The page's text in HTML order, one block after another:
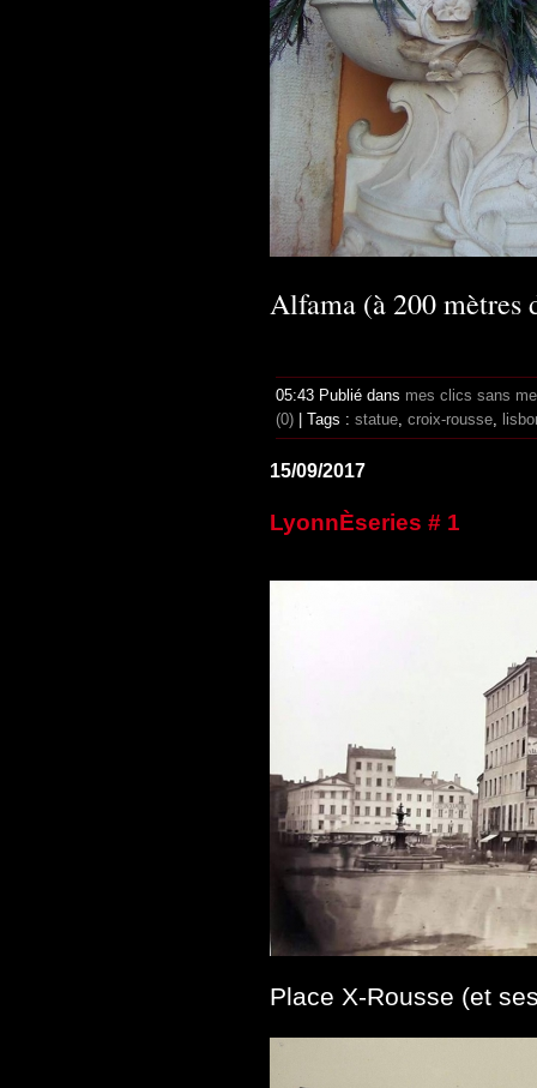
Alfama (à 200 mètres
05:43 Publié dans mes clics sans
(0) | Tags : statue croix-rousse
15/09/2017
LyonnÈseries # 1
Place X-Rousse (et